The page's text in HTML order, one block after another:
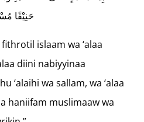
حَنِيْفًا
fithrotil islaam wa ‘alaa
diini nabiyyinaa
‘alaihi wa sallam, wa ‘alaa
haniifam muslimaaw wa